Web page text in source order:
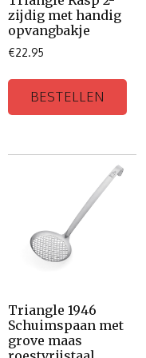
zijdig met handig
opvangbakje
€22.95
BESTELLEN
Triangle 1946
Schuimspaan met
grove maas